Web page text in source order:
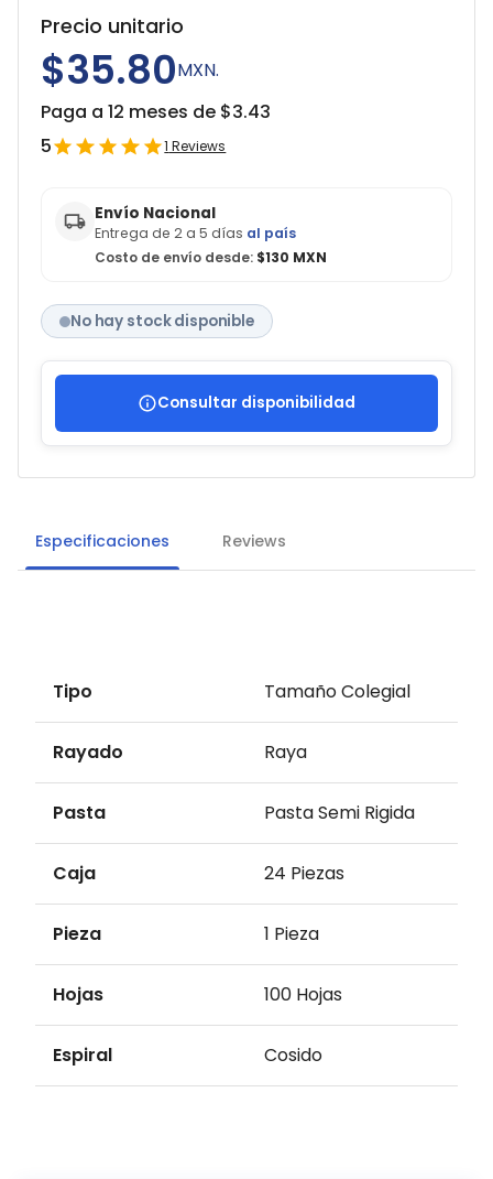
Precio unitario
$35.80MXN.
Paga a 12 meses de $3.43
5
1 Reviews
Envío Nacional
Entrega de 2 a 5 días al país
Costo de envío desde: $130 MXN
No hay stock disponible
Consultar disponibilidad
Especificaciones Reviews
Tipo Tamaño Colegial
Rayado Raya
Pasta Pasta Semi Rigida
Caja 24 Piezas
Pieza 1 Pieza
Hojas 100 Hojas
Espiral Cosido